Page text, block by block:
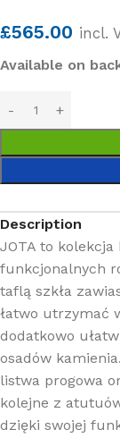
£565.00 incl.
Available on
Description
JOTA to
funkcjonalnych
taflą szkła
łatwo utrzymać
dodatkowo
osadów
listwa progowa
kolejne z
dzięki swojej